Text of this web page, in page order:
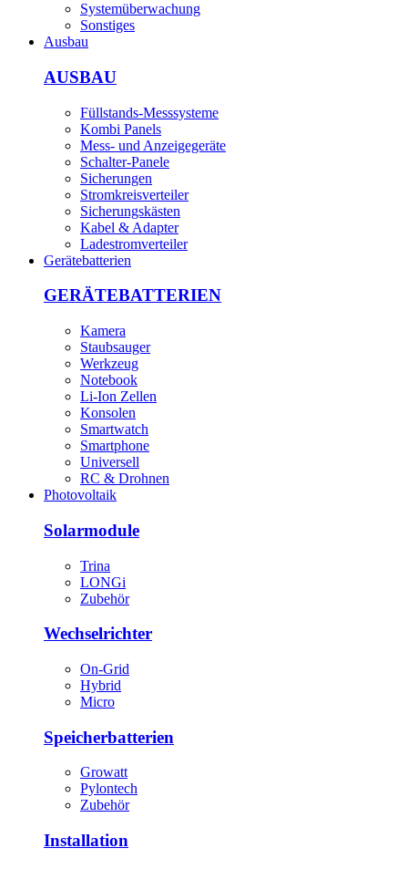
Systemüberwachung
Sonstiges
Ausbau
AUSBAU
Füllstands-Messsysteme
Kombi Panels
Mess- und Anzeigegeräte
Schalter-Panele
Sicherungen
Stromkreisverteiler
Sicherungskästen
Kabel & Adapter
Ladestromverteiler
Gerätebatterien
GERÄTEBATTERIEN
Kamera
Staubsauger
Werkzeug
Notebook
Li-Ion Zellen
Konsolen
Smartwatch
Smartphone
Universell
RC & Drohnen
Photovoltaik
Solarmodule
Trina
LONGi
Zubehör
Wechselrichter
On-Grid
Hybrid
Micro
Speicherbatterien
Growatt
Pylontech
Zubehör
Installation